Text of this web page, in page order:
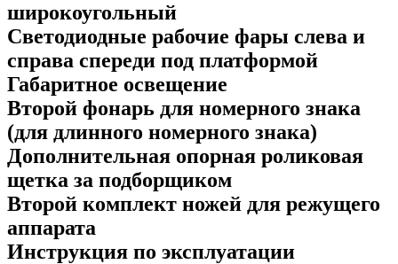
широкоугольный
Светодиодные рабочие фары слева и
справа спереди под платформой
Габаритное освещение
Второй фонарь для номерного знака
(для длинного номерного знака)
Дополнительная опорная роликовая
щетка за подборщиком
Второй комплект ножей для режущего
аппарата
Инструкция по эксплуатации